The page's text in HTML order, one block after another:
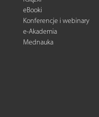
eBooki
Konferencje i webinary
e-Akademia
Mednauka